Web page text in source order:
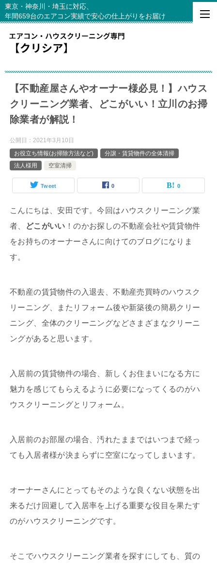
東京・神奈川・埼玉に対応、
年間659台のエアコン実績で安心の仕上がりをお届け
【不動産屋さんやオーナー様必見！】ハウス
クリーニング業者、どこがいい！立川のお掃
除業者が解説！
公開日： 2021年3月10日
お役立ち情報(お掃除方法など)
分譲・賃貸物件の全体清掃
法人様用
空室清掃
Tweet 0 0
こんにちは、安田です。今回はハウスクリーニング業
者、
どこがいい ！のかお探しの不動産会社や賃貸物件
をお持ちのオーナーさんに向けてのブログになりま
す。
不動産の賃貸物件の入退去、不動産売買時のハウスク
リーニング、またリフォーム後や新築後の簡易クリー
ニング、全体のクリーニングなどさまざまなクリーニ
ングがあると思います。
入居前の賃貸物件の場合、新しくお住まいになる方に
魅力を感じてもらえるように必要になってくるのがハ
ウスクリーニングとリフォーム。
入居前のお部屋の場合、汚れたままではいつまで経っ
ても入居者様が決まらずに空室になってしまいます。
オーナーさんにとってもそのような良くない状態を出
来るだけ回避して入居率を上げる重要な役目を果たす
のがハウスクリーニングです。
そこでハウスクリーニング業者を探すにしても、質の